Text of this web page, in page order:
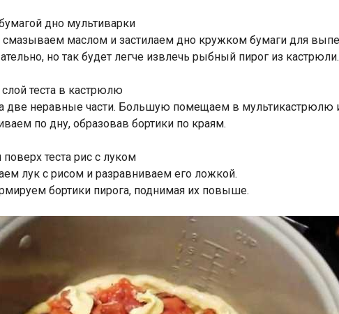
маслом и застилаем дно кружком бумаги для
но так будет легче извлечь рыбный пирог из кастрюли.
две неравные части. Большую помещаем в мультикастрюлю
по дну, образовав бортики по краям.
лук с рисом и разравниваем его ложкой.
бортики пирога, поднимая их повыше.